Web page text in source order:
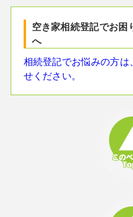
空き家相続登記でお困
へ
相続登記でお悩みの方
せください。